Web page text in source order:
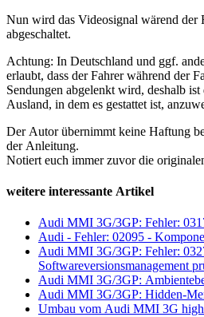
Nun wird das Videosignal wärend der
abgeschaltet.
Achtung: In Deutschland und ggf.
erlaubt, dass der Fahrer während der
Sendungen abgelenkt wird, deshalb
Ausland, in dem es gestattet ist,
Der Autor übernimmt keine Haftung
der Anleitung.
Notiert euch immer zuvor die
weitere interessante Artikel
Audi MMI 3G/3GP: Fehler:
Audi - Fehler: 02095 -
Audi MMI 3G/3GP: Fehler:
Softwareversionsmanagement
Audi MMI 3G/3GP:
Audi MMI 3G/3GP: Hidden-
Umbau vom Audi MMI 3G